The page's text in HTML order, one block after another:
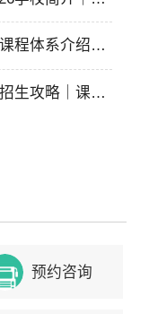
程体系介绍｜I
程、日高课程
生攻略｜课程
预约咨询